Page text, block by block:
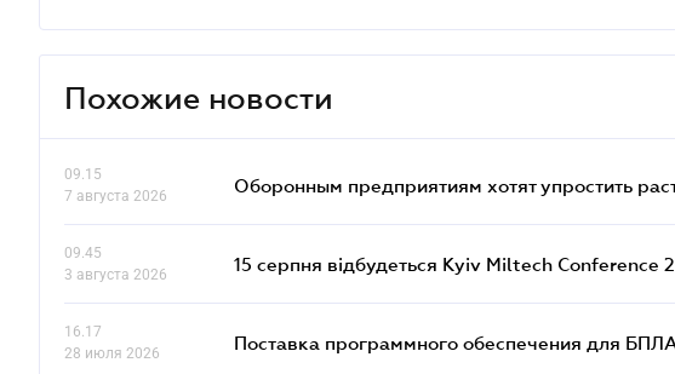
Похожие новости
09.15
7 августа 2026
Оборонным предприятиям хотят упростить
09.45
3 августа 2026
15 серпня відбудеться Kyiv Miltech Conference
16.17
28 июля 2026
Поставка программного обеспечения для